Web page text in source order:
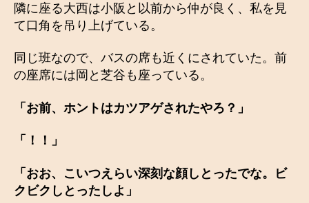
隣に座る大西は小阪と以前から仲が良く、私を見
て口角を吊り上げている。
同じ班なので、バスの席も近くにされていた。前
の座席には岡と芝谷も座っている。
「お前、ホントはカツアゲされたやろ？」
「！！」
「おお、こいつえらい深刻な顔しとったでな。ビ
クビクしとったしよ」